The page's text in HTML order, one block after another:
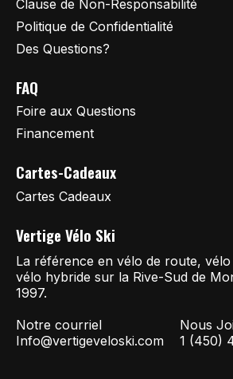
Clause de Non-Responsabilité
Politique de Confidentialité
Des Questions?
FAQ
Foire aux Questions
Financement
Cartes-Cadeaux
Cartes Cadeaux
Vertige Vélo Ski
La référence en vélo de route,
vélo hybride sur la Rive-Sud de
1997.
Notre courriel
Info@vertigeveloski.com
Nous
1 (450)